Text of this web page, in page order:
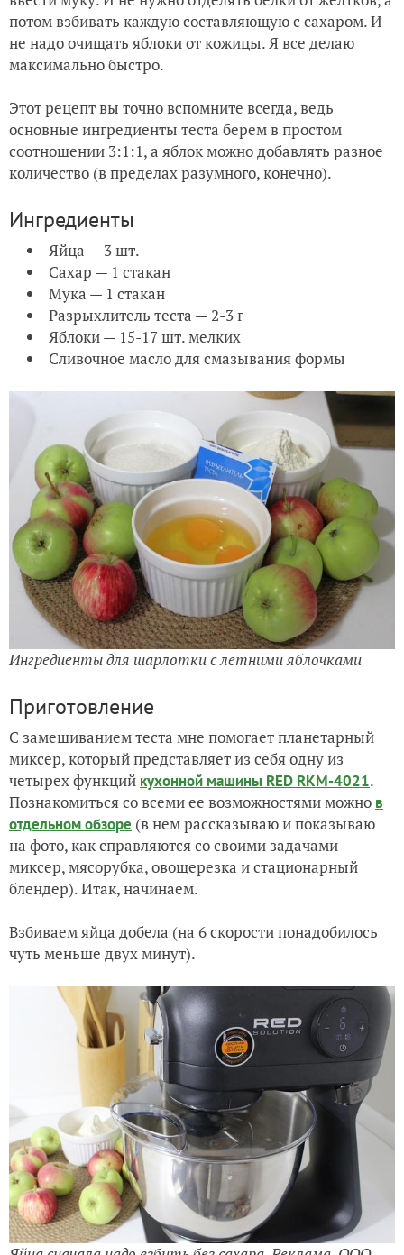
потом взбивать каждую составляющую с сахаром. И
не надо очищать яблоки от кожицы. Я все делаю
максимально быстро.
Этот рецепт вы точно вспомните всегда, ведь
основные ингредиенты теста берем в простом
соотношении 3:1:1, а яблок можно добавлять разное
количество (в пределах разумного, конечно).
Ингредиенты
Яйца — 3 шт.
Сахар — 1 стакан
Мука — 1 стакан
Разрыхлитель теста — 2-3 г
Яблоки — 15-17 шт. мелких
Сливочное масло для смазывания формы
Ингредиенты для шарлотки с летними яблочками
Приготовление
С замешиванием теста мне помогает планетарный
миксер, который представляет из себя одну из
четырех функций кухонной машины RED RKM-4021.
Познакомиться со всеми ее возможностями можно в
отдельном обзоре (в нем рассказываю и показываю
на фото, как справляются со своими задачами
миксер, мясорубка, овощерезка и стационарный
блендер). Итак, начинаем.
Взбиваем яйца добела (на 6 скорости понадобилось
чуть меньше двух минут).